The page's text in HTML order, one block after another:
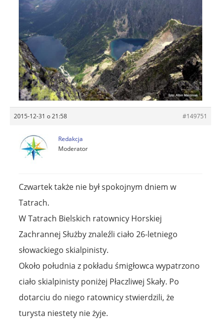
2015-12-31 o 21:58 #149751
Redakcja
Moderator
Czwartek także nie był spokojnym dniem w
Tatrach.
W Tatrach Bielskich ratownicy Horskiej
Zachrannej Służby znaleźli ciało 26-letniego
słowackiego skialpinisty.
Około południa z pokładu śmigłowca wypatrzono
ciało skialpinisty poniżej Płaczliwej Skały. Po
dotarciu do niego ratownicy stwierdzili, że
turysta niestety nie żyje.